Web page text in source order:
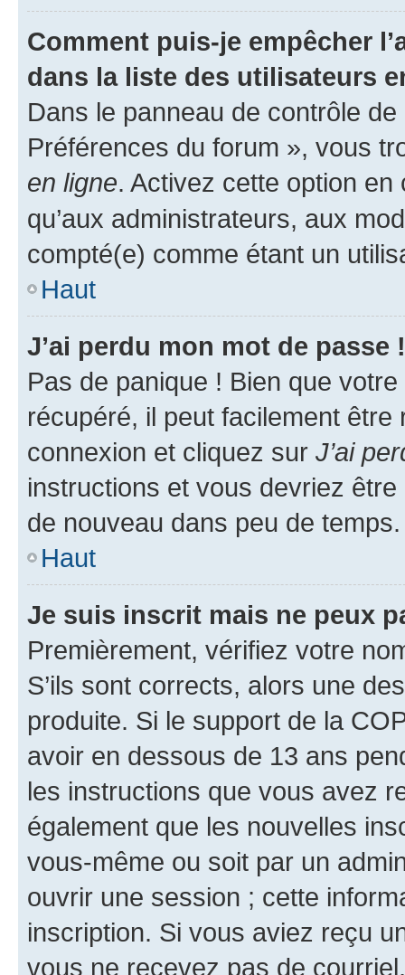
Comment puis-je empêcher
dans la liste des utilisateurs
Dans le panneau de contrôle
Préférences du forum », vous
en ligne. Activez cette option
qu’aux administrateurs, aux
compté(e) comme étant un
Haut
J’ai perdu mon mot de passe !
Pas de panique ! Bien que
récupéré, il peut facilement
connexion et cliquez sur J’ai
instructions et vous devriez
de nouveau dans peu de temps.
Haut
Je suis inscrit mais ne peux
Premièrement, vérifiez votre
S’ils sont corrects, alors une
produite. Si le support de la
avoir en dessous de 13 ans
les instructions que vous avez
également que les nouvelles
vous-même ou soit par un
ouvrir une session ; cette
inscription. Si vous aviez reçu
vous ne recevez pas de